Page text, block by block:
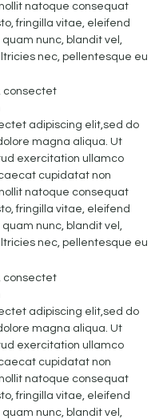
natoque consequat
fringilla vitae, eleifend
nunc, blandit vel,
nec, pellentesque eu
consectet
adipiscing elit,sed do
magna aliqua. Ut
exercitation ullamco
cupidatat non
natoque consequat
fringilla vitae, eleifend
nunc, blandit vel,
nec, pellentesque eu
consectet
adipiscing elit,sed do
magna aliqua. Ut
exercitation ullamco
cupidatat non
natoque consequat
fringilla vitae, eleifend
nunc, blandit vel,